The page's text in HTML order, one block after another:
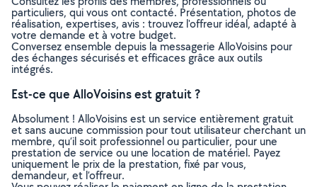
particuliers, qui vous ont contacté. Présentation, photos de
réalisation, expertises, avis : trouvez l'offreur idéal, adapté à
votre demande et à votre budget.
Conversez ensemble depuis la messagerie AlloVoisins pour
des échanges sécurisés et efficaces grâce aux outils
intégrés.
Est-ce que AlloVoisins est gratuit ?
Absolument ! AlloVoisins est un service entièrement gratuit
et sans aucune commission pour tout utilisateur cherchant un
membre, qu’il soit professionnel ou particulier, pour une
prestation de service ou une location de matériel. Payez
uniquement le prix de la prestation, fixé par vous,
demandeur, et l’offreur.